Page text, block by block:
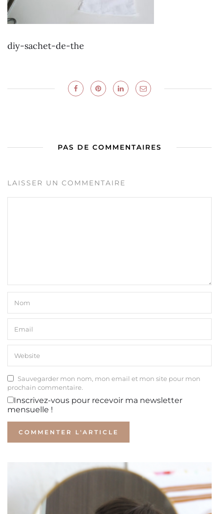
diy-sachet-de-the
PAS DE COMMENTAIRES
LAISSER UN COMMENTAIRE
Sauvegarder mon nom, mon email et mon site pour mon
prochain commentaire.
Inscrivez-vous pour recevoir ma newsletter
mensuelle !